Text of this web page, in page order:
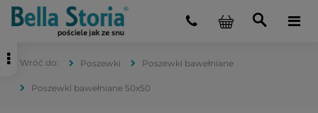
Poszewki Poszewki bawełniane
Poszewki bawełniane 50x50